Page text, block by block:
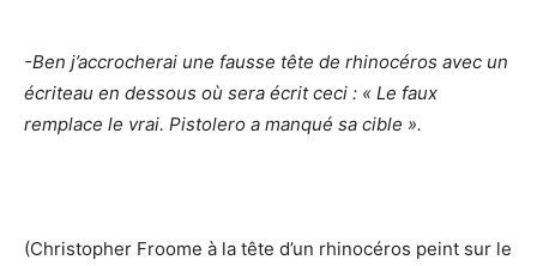
-Ben j’accrocherai une fausse tête de rhinocéros avec un
écriteau en dessous où sera écrit ceci : « Le faux
remplace le vrai. Pistolero a manqué sa cible ».
(Christopher Froome à la tête d’un rhinocéros peint sur le